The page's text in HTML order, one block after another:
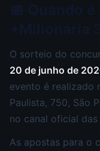
O sorteio do
20 de junho de
evento é realizado
Paulista, 750, São
no canal oficial das
As apostas para o